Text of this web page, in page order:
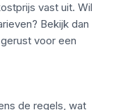
vast uit. Wil
Bekijk dan
voor een
de regels, wat